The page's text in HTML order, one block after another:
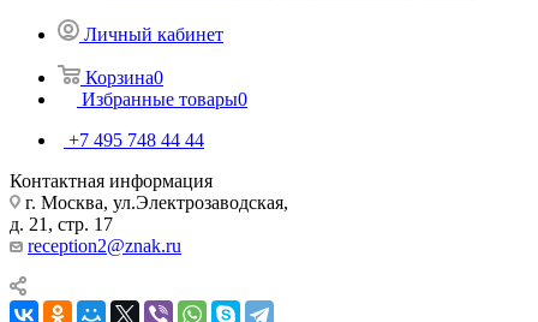
Личный кабинет
Корзина0
Избранные товары0
+7 495 748 44 44
Контактная информация
г. Москва, ул.Электрозаводская,
д. 21, стр. 17
reception2@znak.ru